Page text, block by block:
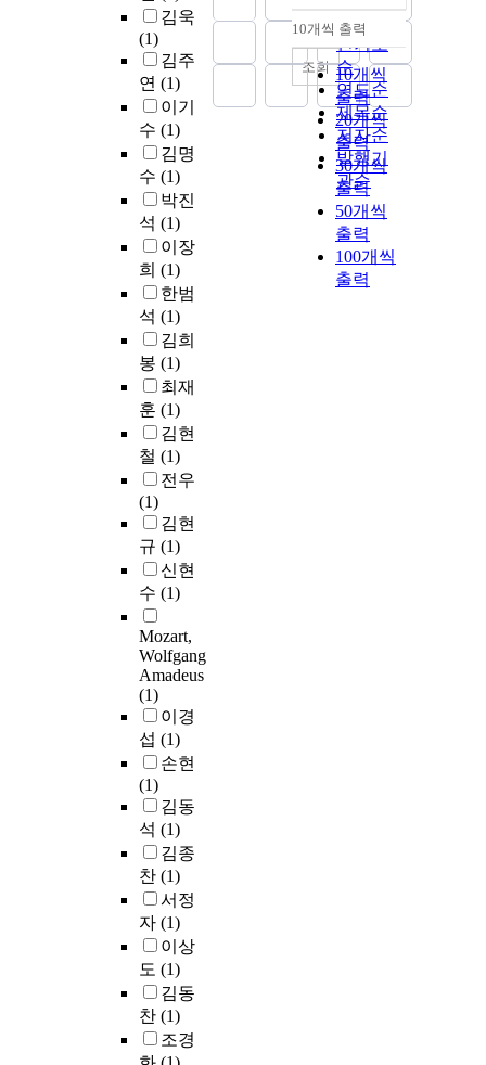
김욱
(1)
김주
연 (1)
이기
수 (1)
김명
수 (1)
박진
석 (1)
이장
희 (1)
한범
석 (1)
김희
봉 (1)
최재
훈 (1)
김현
철 (1)
전우
(1)
김현
규 (1)
신현
수 (1)
Mozart,
Wolfgang
Amadeus
(1)
이경
섭 (1)
손현
(1)
김동
석 (1)
김종
찬 (1)
서정
자 (1)
이상
도 (1)
김동
찬 (1)
조경
순
인기도
순
연도순
제목순
저자순
발행기
관순
내림차순
10개씩 출력
10개씩
출력
20개씩
출력
30개씩
출력
50개씩
출력
100개씩
출력
조회